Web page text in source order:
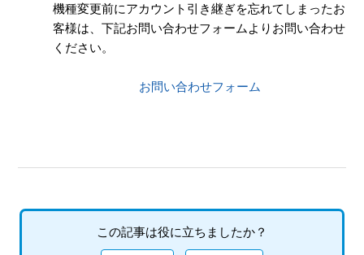
機種変更前にアカウント引き継ぎを忘れてしまったお
客様は、下記お問い合わせフォームよりお問い合わせ
ください。
お問い合わせフォーム
この記事は役に立ちましたか？